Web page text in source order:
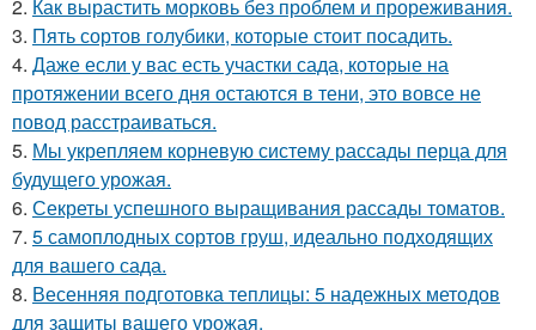
2. Как вырастить морковь без проблем и прореживания.
3. Пять сортов голубики, которые стоит посадить.
4. Даже если у вас есть участки сада, которые на
протяжении всего дня остаются в тени, это вовсе не
повод расстраиваться.
5. Мы укрепляем корневую систему рассады перца для
будущего урожая.
6. Секреты успешного выращивания рассады томатов.
7. 5 самоплодных сортов груш, идеально подходящих
для вашего сада.
8. Весенняя подготовка теплицы: 5 надежных методов
для защиты вашего урожая.